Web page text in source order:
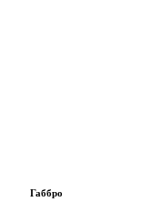
Габбро